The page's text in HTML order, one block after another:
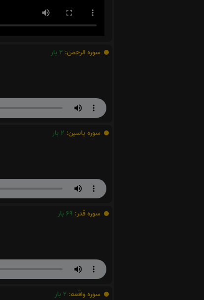
سوره الرحمن: 2 بار
سوره یاسین: 2 بار
سوره قدر: 69 بار
سوره واقعه: 2 بار